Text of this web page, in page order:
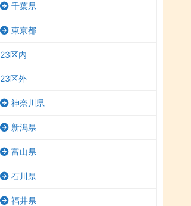
千葉県
東京都
23区内
23区外
神奈川県
新潟県
富山県
石川県
福井県